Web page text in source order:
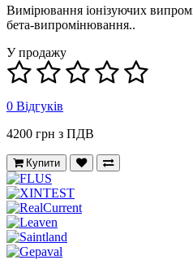
Вимірювання іонізуючих
бета-випромінювання..
У продажу
0 Відгуків
4200 грн з ПДВ
Купити